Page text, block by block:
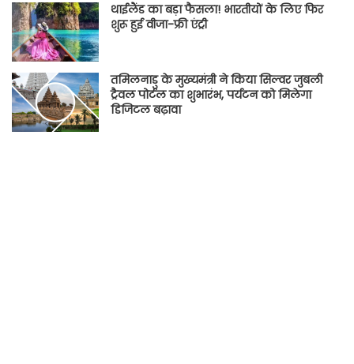
थाईलैंड का बड़ा फैसला! भारतीयों के लिए फिर
शुरू हुई वीजा-फ्री एंट्री
तमिलनाडु के मुख्यमंत्री ने किया सिल्वर जुबली
ट्रैवल पोर्टल का शुभारंभ, पर्यटन को मिलेगा
डिजिटल बढ़ावा